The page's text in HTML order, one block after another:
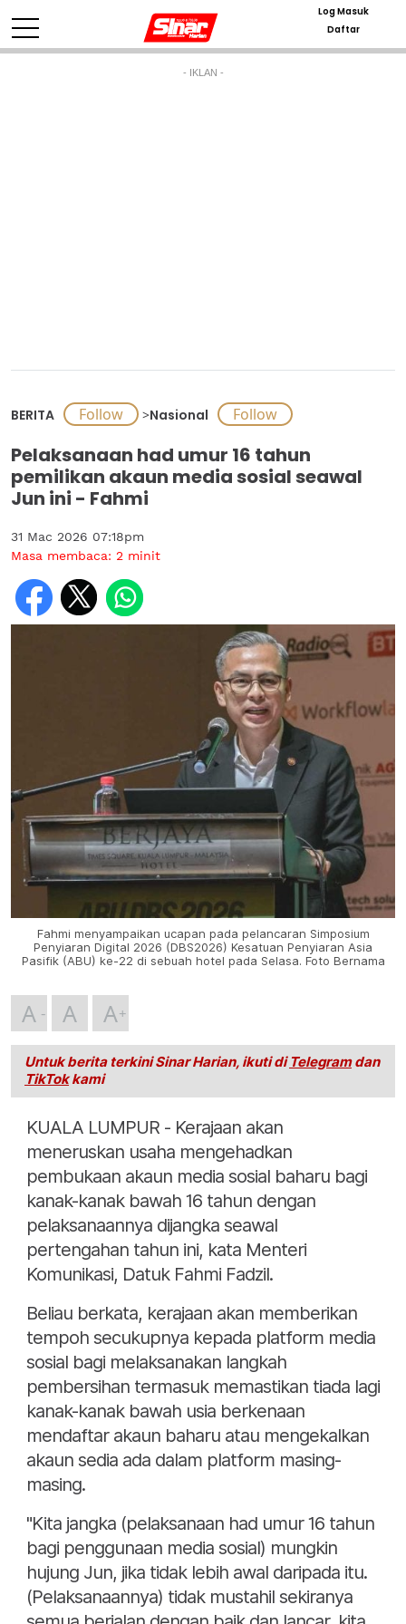
Log Masuk
Daftar
- IKLAN -
BERITA >Nasional
Pelaksanaan had umur 16 tahun
pemilikan akaun media sosial seawal
Jun ini - Fahmi
31 Mac 2026 07:18pm
Masa membaca: 2 minit
Fahmi menyampaikan ucapan pada pelancaran Simposium
Penyiaran Digital 2026 (DBS2026) Kesatuan Penyiaran Asia
Pasifik (ABU) ke-22 di sebuah hotel pada Selasa. Foto Bernama
A A A
Untuk berita terkini Sinar Harian, ikuti di Telegramdan
TikTokkami
KUALA LUMPUR - Kerajaan akan
meneruskan usaha mengehadkan
pembukaan akaun media sosial baharu bagi
kanak-kanak bawah 16 tahun dengan
pelaksanaannya dijangka seawal
pertengahan tahun ini, kata Menteri
Komunikasi, Datuk Fahmi Fadzil.
Beliau berkata, kerajaan akan memberikan
tempoh secukupnya kepada platform media
sosial bagi melaksanakan langkah
pembersihan termasuk memastikan tiada lagi
kanak-kanak bawah usia berkenaan
mendaftar akaun baharu atau mengekalkan
akaun sedia ada dalam platform masing-
masing.
"Kita jangka (pelaksanaan had umur 16 tahun
bagi penggunaan media sosial) mungkin
hujung Jun, jika tidak lebih awal daripada itu.
(Pelaksanaannya) tidak mustahil sekiranya